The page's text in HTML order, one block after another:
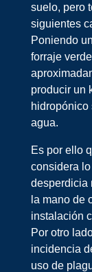
suelo, pero
siguientes
Poniendo
forraje
producir un
hidropónico
agua.
Es por ello
considera
desperdicia
la mano de
instalación
Por otro
incidencia
uso de